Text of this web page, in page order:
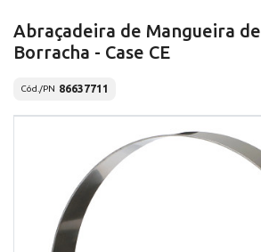
Abraçadeira de Mangueira de
Borracha - Case CE
Cód./PN 86637711